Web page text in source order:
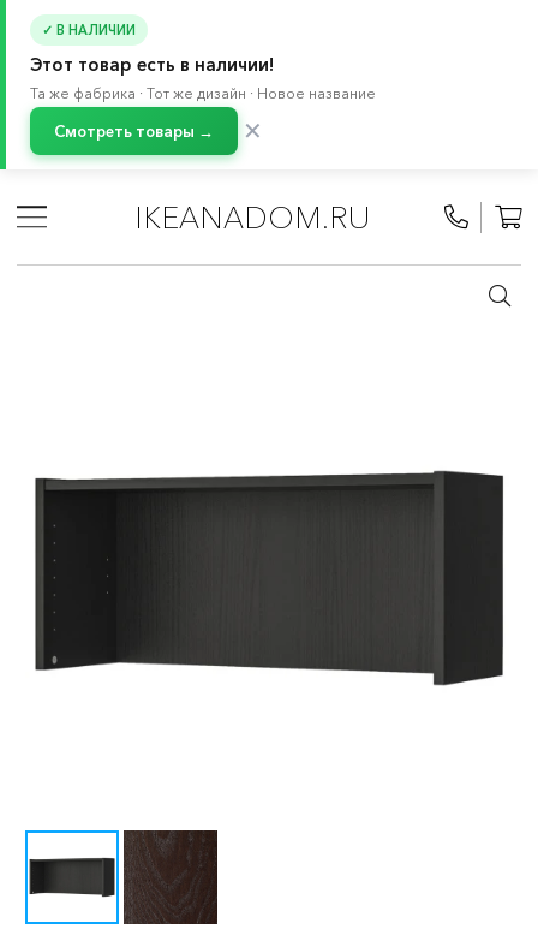
✓ В НАЛИЧИИ
Этот товар есть в наличии!
Та же фабрика · Тот же дизайн · Новое название
Смотреть товары → ✕
IKEANADOM.RU
Стеллажи и книжные шкафы
/ Книжные шкафы